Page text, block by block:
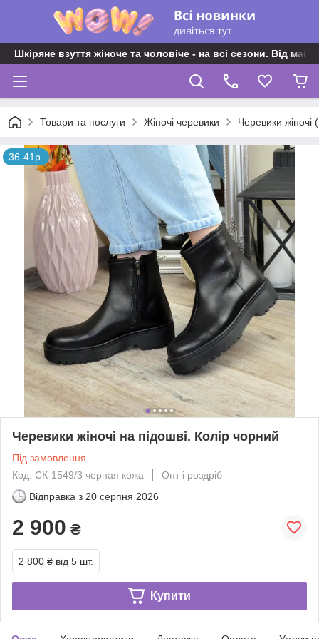
Шкіряне взуття жіноче та чоловіче - на всі сезони. Від
Товари та послуги Жіночі черевики Черевики жіночі
36-41р.
Черевики жіночі на підошві. Колір чорний
Під замовлення
Код: СК-1549/3 черная кожа
Опт і роздріб
Відправка з 20 серпня 2026
2 900 ₴
2 800 ₴ від 5 шт.
Купити